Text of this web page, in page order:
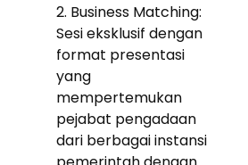
2. Business Matching:
Sesi eksklusif dengan
format presentasi
yang
mempertemukan
pejabat pengadaan
dari berbagai instansi